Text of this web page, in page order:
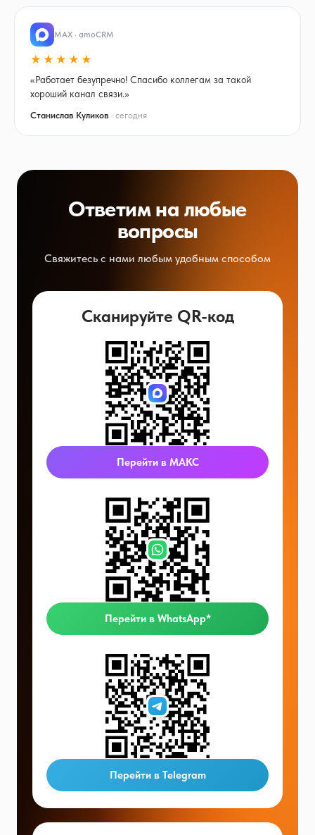
MAX · amoCRM
★★★★★
«Работает безупречно! Спасибо коллегам за такой
хороший канал связи.»
Станислав Куликов · сегодня
Ответим на любые
вопросы
Свяжитесь с нами любым удобным способом
Сканируйте QR-код
Перейти в МАКС
Перейти в WhatsApp*
Перейти в Telegram